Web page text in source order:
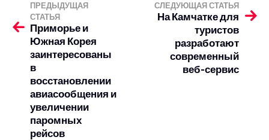
ПРЕДЫДУЩАЯ
СТАТЬЯ
Приморье и
Южная Корея
заинтересованы
в
восстановлении
авиасообщения и
увеличении
паромных
рейсов
СЛЕДУЮЩАЯ СТАТЬЯ
На Камчатке для
туристов
разработают
современный
веб-сервис